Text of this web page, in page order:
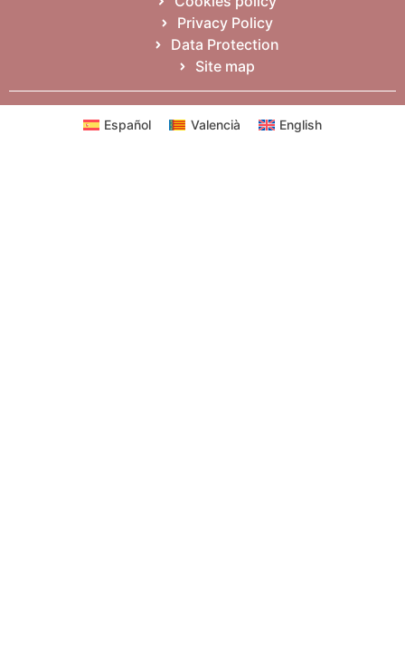
Privacy Policy
Data Protection
Site map
Español Valencià English